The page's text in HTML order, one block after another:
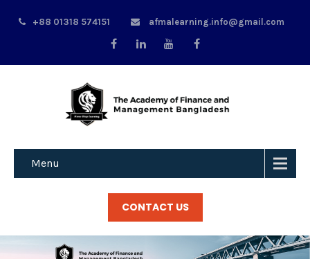
+88 01318 574151 afmalearning.info@gmail.com
Menu
CONTACT US